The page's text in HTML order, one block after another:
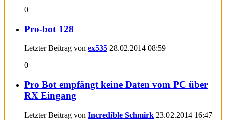
0
Pro-bot 128
Letzter Beitrag von ex535 28.02.2014 08:59
0
Pro Bot empfängt keine Daten vom PC über
RX Eingang
Letzter Beitrag von Incredible Schmirk 23.02.2014 16:47